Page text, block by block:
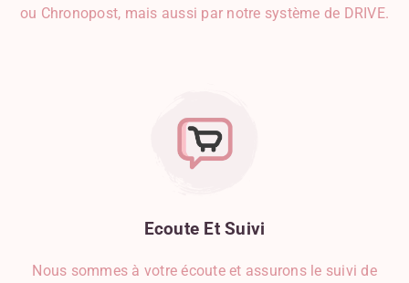
ou Chronopost, mais aussi par notre système de DRIVE.
Ecoute Et Suivi
Nous sommes à votre écoute et assurons le suivi de